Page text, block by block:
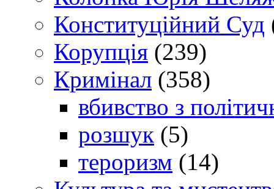
Конституційний Суд
Корупція (239)
Кримінал (358)
вбивство з
розшук (5)
тероризм (14)